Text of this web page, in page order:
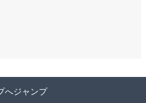
へジャンプ